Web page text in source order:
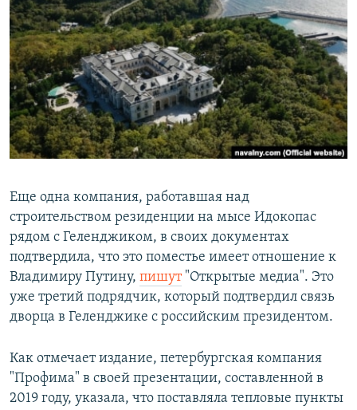
РАСПИСАНИЕ ВЕЩАНИЯ
ПОДПИШИТЕСЬ НА РАССЫЛКУ
СОЦИАЛЬНЫЕ СЕТИ
Все сайты РСЕ/РС
Еще одна компания, работавшая над
строительством резиденции на мысе Идокопас
рядом с Геленджиком, в своих документах
подтвердила, что это поместье имеет отношение к
Владимиру Путину, пишут"Открытые медиа". Это
уже третий подрядчик, который подтвердил связь
дворца в Геленджике с российским президентом.
Как отмечает издание, петербургская компания
"Профима" в своей презентации, составленной в
2019 году, указала, что поставляла тепловые пункты